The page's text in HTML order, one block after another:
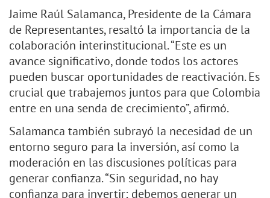
Jaime Raúl Salamanca, Presidente de la Cámara
de Representantes, resaltó la importancia de la
colaboración interinstitucional. “Este es un
avance significativo, donde todos los actores
pueden buscar oportunidades de reactivación. Es
crucial que trabajemos juntos para que Colombia
entre en una senda de crecimiento”, afirmó.
Salamanca también subrayó la necesidad de un
entorno seguro para la inversión, así como la
moderación en las discusiones políticas para
generar confianza. “Sin seguridad, no hay
confianza para invertir; debemos generar un